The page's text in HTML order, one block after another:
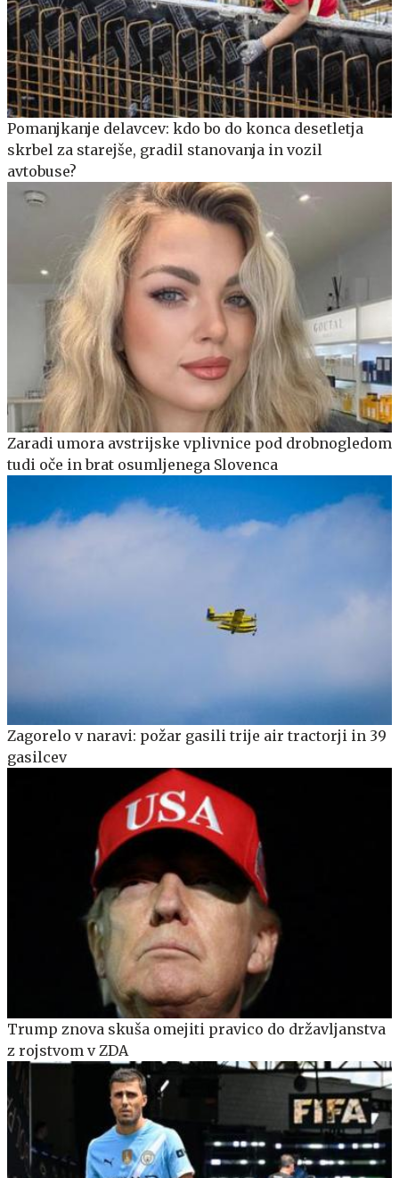
Pomanjkanje delavcev: kdo bo do konca desetletja
skrbel za starejše, gradil stanovanja in vozil
avtobuse?
Zaradi umora avstrijske vplivnice pod drobnogledom
tudi oče in brat osumljenega Slovenca
Zagorelo v naravi: požar gasili trije air tractorji in 39
gasilcev
Trump znova skuša omejiti pravico do državljanstva
z rojstvom v ZDA